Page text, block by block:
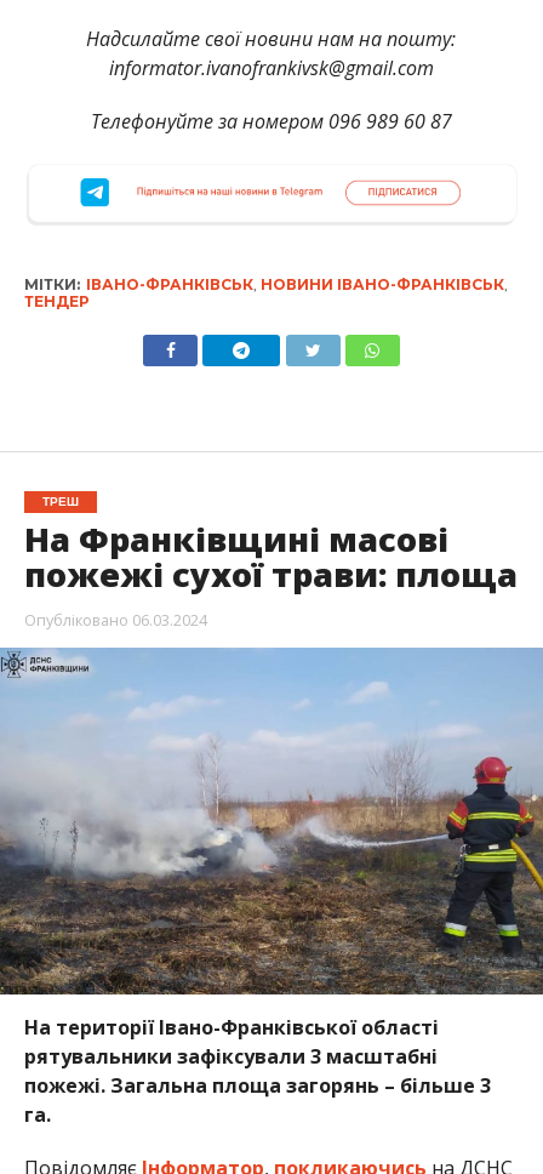
Надсилайте свої новини нам на пошту:
informator.ivanofrankivsk@gmail.com
Телефонуйте за номером 096 989 60 87
МІТКИ: ІВАНО-ФРАНКІВСЬК, НОВИНИ ІВАНО-ФРАНКІВСЬК,
ТЕНДЕР
ТРЕШ
На Франківщині масові
пожежі сухої трави: площа
Опубліковано 06.03.2024
На території Івано-Франківської області
рятувальники зафіксували 3 масштабні
пожежі. Загальна площа загорянь – більше 3
га.
Повідомляє Інформатор, покликаючись на ДСНС